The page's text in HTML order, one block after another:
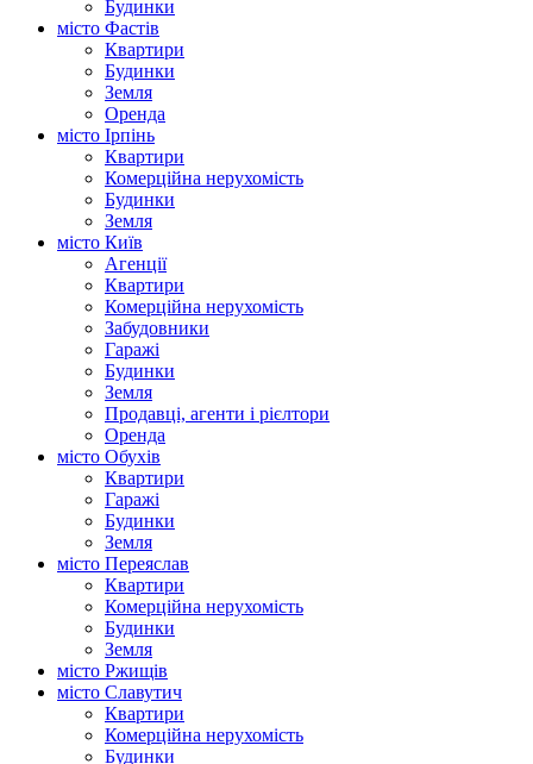
Будинки
місто Фастів
Квартири
Будинки
Земля
Оренда
місто Ірпінь
Квартири
Комерційна нерухомість
Будинки
Земля
місто Київ
Агенції
Квартири
Комерційна нерухомість
Забудовники
Гаражі
Будинки
Земля
Продавці, агенти і рієлтори
Оренда
місто Обухів
Квартири
Гаражі
Будинки
Земля
місто Переяслав
Квартири
Комерційна нерухомість
Будинки
Земля
місто Ржищів
місто Славутич
Квартири
Комерційна нерухомість
Будинки